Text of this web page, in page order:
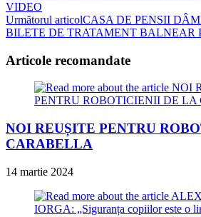
articles
VIDEO
Următorul articolCASA DE PENSII
BILETE DE TRATAMENT BALNEAR
Articole recomandate
NOI REUȘITE PENTRU
CARABELLA
14 martie 2024